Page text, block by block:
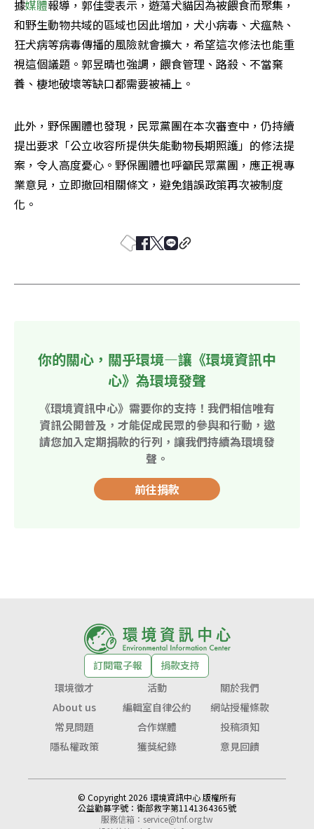
據媒體報導，郭佳雯表示，遊蕩犬貓因為被餵食而聚集，
和野生動物共域的區域也因此增加，犬小病毒、犬瘟熱、
狂犬病等病毒傳播的風險就會擴大，希望這次修法也能重
視這個議題。郭昱晴也強調，餵食管理、路殺、不當棄
養、棲地破壞等缺口都需要被補上。
此外，野保團體也發現，民眾黨團在本次審查中，仍持續
提出要求「公立收容所提供失能動物長期照護」的修法提
案，令人高度憂心。野保團體也呼籲民眾黨團，應正視專
業意見，立即撤回相關條文，避免錯誤政策再次被制度
化。
你的關心，關乎環境—讓《環境資訊中
心》為環境發聲
《環境資訊中心》需要你的支持！我們相信唯有
資訊公開普及，才能促成民眾的參與和行動，邀
請您加入定期捐款的行列，讓我們持續為環境發
聲。
前往捐款
訂閱電子報
捐款支持
環境徵才
活動
關於我們
About us
編輯室自律公約
網站授權條款
常見問題
合作媒體
投稿須知
隱私權政策
獲獎紀錄 意見回饋
© Copyright 2026 環境資訊中心 版權所有
公益勸募字號： 衛部救字第1141364365號
服務信箱： service@tnf.org.tw